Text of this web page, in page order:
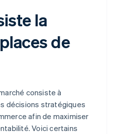
la
de
consiste à
décisions stratégiques
afin de maximiser
Voici certains